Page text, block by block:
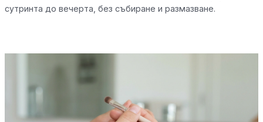
сутринта до вечерта, без събиране и размазване.